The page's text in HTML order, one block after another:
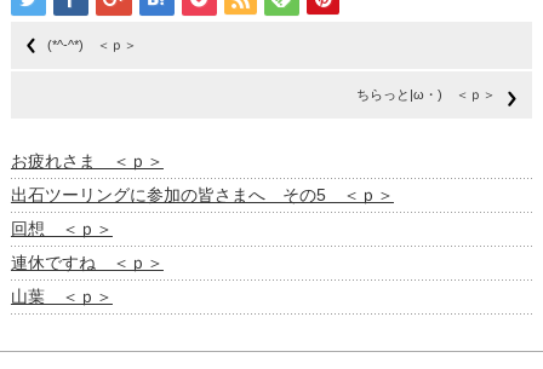
(*^-^*) ＜ｐ＞
ちらっと|ω・) ＜ｐ＞
お疲れさま ＜ｐ＞
出石ツーリングに参加の皆さまへ その5 ＜ｐ＞
回想 ＜ｐ＞
連休ですね ＜ｐ＞
山葉 ＜ｐ＞